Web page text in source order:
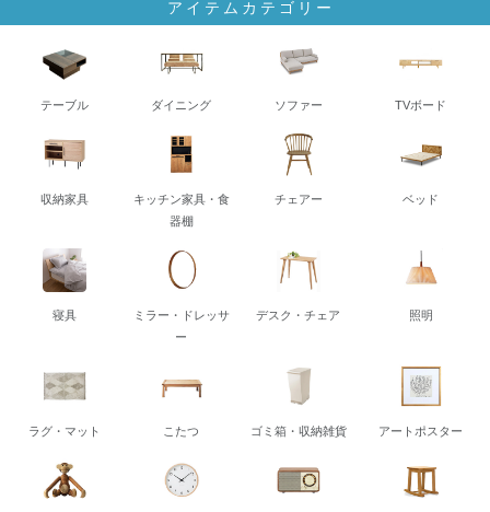
アイテムカテゴリー
テーブル ダイニング ソファー TVボード
収納家具
キッチン家具・食
器棚
チェアー ベッド
寝具
ミラー・ドレッサ
ー
デスク・チェア 照明
ラグ・マット こたつ ゴミ箱・収納雑貨 アートポスター